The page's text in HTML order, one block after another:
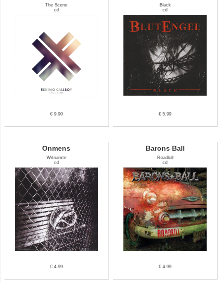
The Scene
cd
€ 9.90
Black
cd
€ 5.99
Onmens
Witruimte
cd
€ 4.99
Barons Ball
Roadkill
cd
€ 4.99